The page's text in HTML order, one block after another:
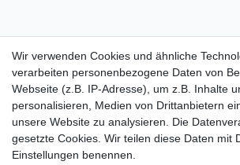
Wir verwenden Cookies und ähnliche
verarbeiten personenbezogene Daten von
Webseite (z.B. IP-Adresse), um z.B. Inhalte
personalisieren, Medien von Drittanbietern
unsere Website zu analysieren. Die
gesetzte Cookies. Wir teilen diese Daten mit
Einstellungen benennen.